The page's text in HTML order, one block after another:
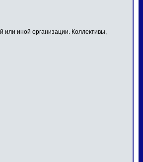
или иной организации. Коллективы,